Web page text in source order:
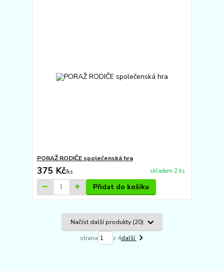
PORAŽ RODIČE společenská hra
375 Kč/ks skladem 2 ks
Přidat do košíku
Načíst další produkty (20)
strana z 4další